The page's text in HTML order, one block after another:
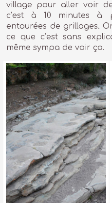
village pour aller voir
c’est à 10 minutes à
entourées de grillages.
ce que c’est sans
même sympa de voir ça.